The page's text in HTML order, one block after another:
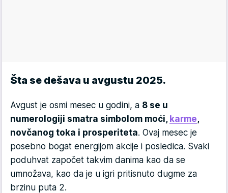
Šta se dešava u avgustu 2025.
Avgust je osmi mesec u godini, a 8 se u
numerologiji smatra simbolom moći, karme,
novčanog toka i prosperiteta. Ovaj mesec je
posebno bogat energijom akcije i posledica. Svaki
poduhvat započet takvim danima kao da se
umnožava, kao da je u igri pritisnuto dugme za
brzinu puta 2.